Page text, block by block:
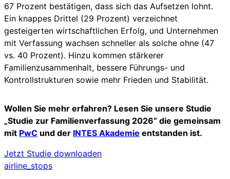
67 Prozent bestätigen, dass sich das Aufsetzen lohnt.
Ein knappes Drittel (29 Prozent) verzeichnet
gesteigerten wirtschaftlichen Erfolg, und Unternehmen
mit Verfassung wachsen schneller als solche ohne (47
vs. 40 Prozent). Hinzu kommen stärkerer
Familienzusammenhalt, bessere Führungs- und
Kontrollstrukturen sowie mehr Frieden und Stabilität.
Wollen Sie mehr erfahren? Lesen Sie unsere Studie
„Studie zur Familienverfassung 2026“ die gemeinsam
mit PwC und der INTES Akademie entstanden ist.
Jetzt Studie downloaden
airline_stops